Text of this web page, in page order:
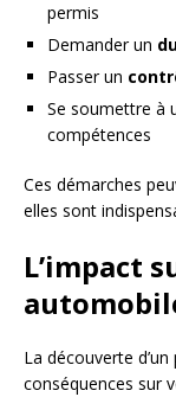
permis
Demander un
Passer un
Se soumettre à
compétences
Ces démarches
elles sont
L’impact
La découverte
conséquences sur